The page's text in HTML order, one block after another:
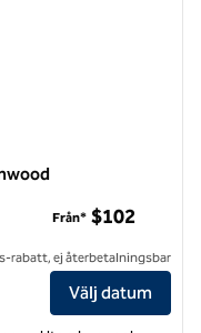
South-Inwood
Från* $102
rabatt, ej återbetalningsbar
Välj datum